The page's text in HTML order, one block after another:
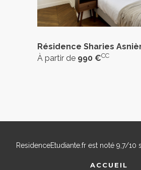
Résidence Sharies
À partir de 990 €CC
ResidenceEtudiante.frest noté 9,7/10
ACCUEIL